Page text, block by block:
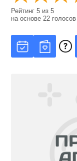
Рейтинг5 из5
на основе 22 голосов